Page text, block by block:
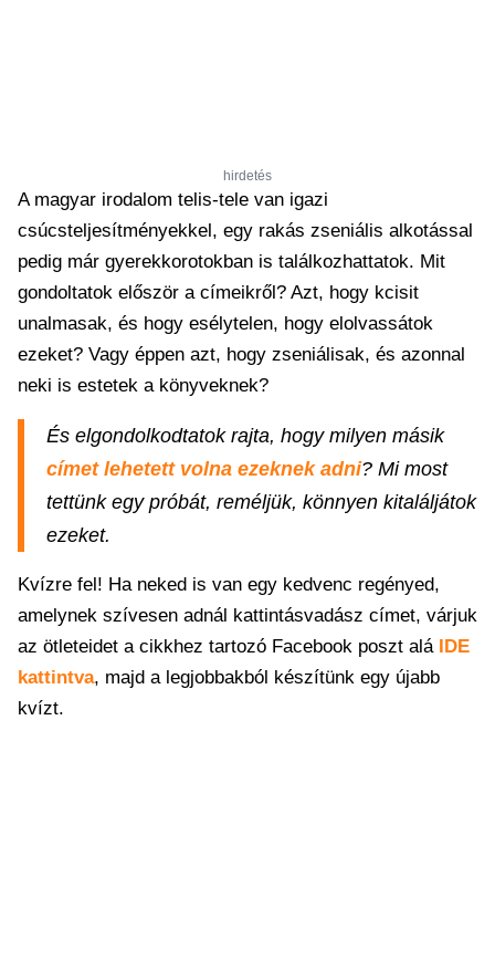
hirdetés
A magyar irodalom telis-tele van igazi
csúcsteljesítményekkel, egy rakás zseniális alkotással
pedig már gyerekkorotokban is találkozhattatok. Mit
gondoltatok először a címeikről? Azt, hogy kcisit
unalmasak, és hogy esélytelen, hogy elolvassátok
ezeket? Vagy éppen azt, hogy zseniálisak, és azonnal
neki is estetek a könyveknek?
És elgondolkodtatok rajta, hogy milyen másik
címet lehetett volna ezeknek adni? Mi most
tettünk egy próbát, reméljük, könnyen kitaláljátok
ezeket.
Kvízre fel! Ha neked is van egy kedvenc regényed,
amelynek szívesen adnál kattintásvadász címet, várjuk
az ötleteidet a cikkhez tartozó Facebook poszt alá IDE
kattintva, majd a legjobbakból készítünk egy újabb
kvízt.